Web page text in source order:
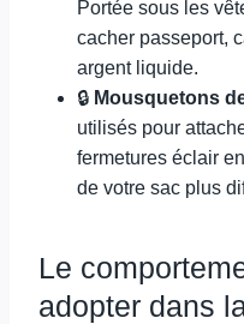
Portée sous les
cacher passeport,
argent liquide.
🔒 Mousquetons
utilisés pour
fermetures éclair
de votre sac plus
Le
adopter dans